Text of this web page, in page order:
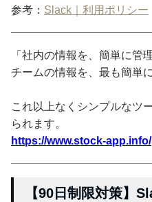
参考： Slack｜利用ポリシー
「社内の情報を、簡単に管
チームの情報を、最も簡単
これ以上なくシンプルなツ
られます。
https://www.stock-app.info/
【90日制限対策】